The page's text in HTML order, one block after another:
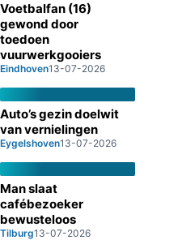
Voetbalfan (16)
gewond door
toedoen
vuurwerkgooiers
Eindhoven13-07-2026
Auto’s gezin doelwit
van vernielingen
Eygelshoven13-07-2026
Man slaat
cafébezoeker
bewusteloos
Tilburg13-07-2026